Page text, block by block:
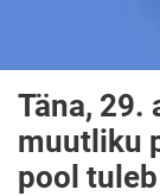
Täna, 29.
muutliku
pool